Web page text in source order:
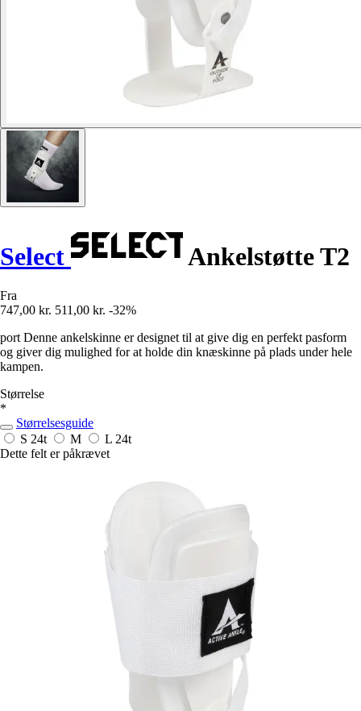
Select Ankelstøtte T2
Fra
747,00 kr. 511,00 kr. -32%
port Denne ankelskinne er designet til at give dig en perfekt pasform
og giver dig mulighed for at holde din knæskinne på plads under hele
kampen.
Størrelse
*
Størrelsesguide
S 24t M L 24t
Dette felt er påkrævet